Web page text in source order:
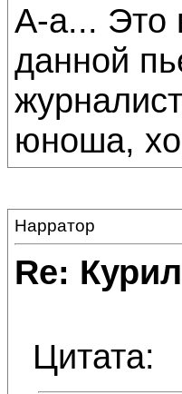
А-а... Это
данной
юноша,
Нарратор
Re:
Цитата: